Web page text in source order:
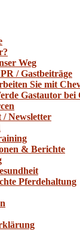
Weg
/ Gastbeiträge
Sie mit
Gastautor bei
Newsletter
& Berichte
Pferdehaltung